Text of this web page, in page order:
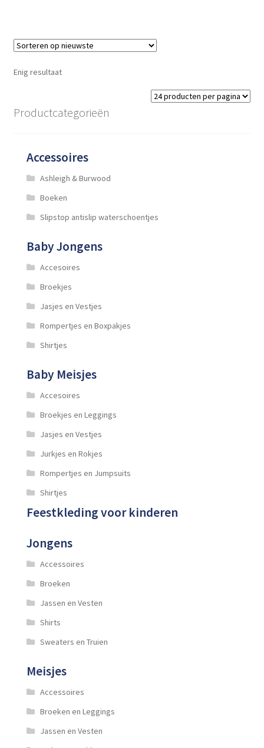
gekozen
Enig resultaat
Productcategorieën
Accessoires
Ashleigh & Burwood
Boeken
Slipstop antislip waterschoentjes
Baby Jongens
Accesoires
Broekjes
Jasjes en Vestjes
Rompertjes en Boxpakjes
Shirtjes
Baby Meisjes
Accesoires
Broekjes en Leggings
Jasjes en Vestjes
Jurkjes en Rokjes
Rompertjes en Jumpsuits
Shirtjes
Feestkleding voor kinderen
Jongens
Accessoires
Broeken
Jassen en Vesten
Shirts
Sweaters en Truien
Meisjes
Accessoires
Broeken en Leggings
Jassen en Vesten